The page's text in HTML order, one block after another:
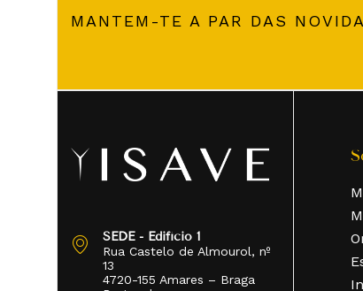
MANTEM-TE A PAR DAS
SEDE - Edifício 1
Rua Castelo de Almourol, nº
13
4720-155 Amares – Braga